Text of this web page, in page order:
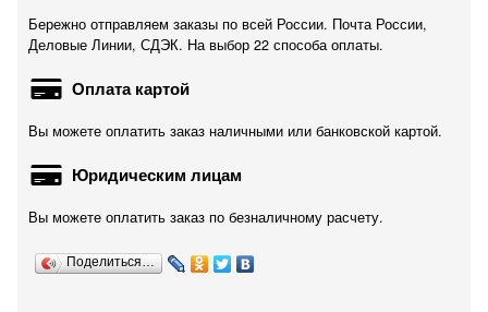
Бережно отправляем заказы по всей России. Почта России,
Деловые Линии, СДЭК. На выбор 22 способа оплаты.
Оплата картой
Вы можете оплатить заказ наличными или банковской картой.
Юридическим лицам
Вы можете оплатить заказ по безналичному расчету.
Поделиться…